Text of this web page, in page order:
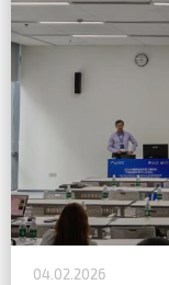
04.02.2026